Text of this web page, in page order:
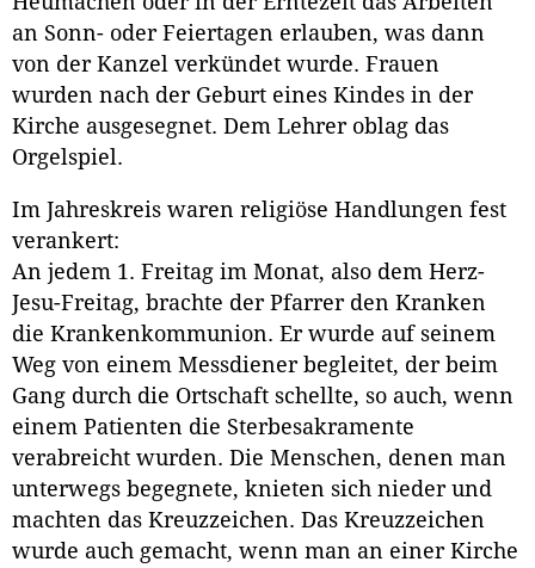
an Sonn- oder Feiertagen erlauben, was dann
von der Kanzel verkündet wurde. Frauen
wurden nach der Geburt eines Kindes in der
Kirche ausgesegnet. Dem Lehrer oblag das
Orgelspiel.
Im Jahreskreis waren religiöse Handlungen fest
verankert:
An jedem 1. Freitag im Monat, also dem Herz-
Jesu-Freitag, brachte der Pfarrer den Kranken
die Krankenkommunion. Er wurde auf seinem
Weg von einem Messdiener begleitet, der beim
Gang durch die Ortschaft schellte, so auch, wenn
einem Patienten die Sterbesakramente
verabreicht wurden. Die Menschen, denen man
unterwegs begegnete, knieten sich nieder und
machten das Kreuzzeichen. Das Kreuzzeichen
wurde auch gemacht, wenn man an einer Kirche